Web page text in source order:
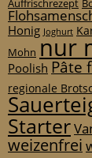
Auffrischrezept
Honig Joghurt
Mohn nur
Poolish Pâte
regionale
Starter
weizenfrei